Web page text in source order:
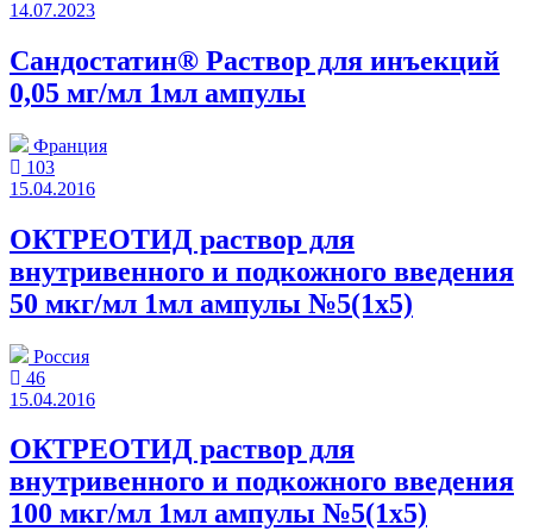
14.07.2023
Сандостатин® Раствор для инъекций
0,05 мг/мл 1мл ампулы
Франция
103
15.04.2016
ОКТРЕОТИД раствор для
внутривенного и подкожного введения
50 мкг/мл 1мл ампулы №5(1x5)
Россия
46
15.04.2016
ОКТРЕОТИД раствор для
внутривенного и подкожного введения
100 мкг/мл 1мл ампулы №5(1x5)